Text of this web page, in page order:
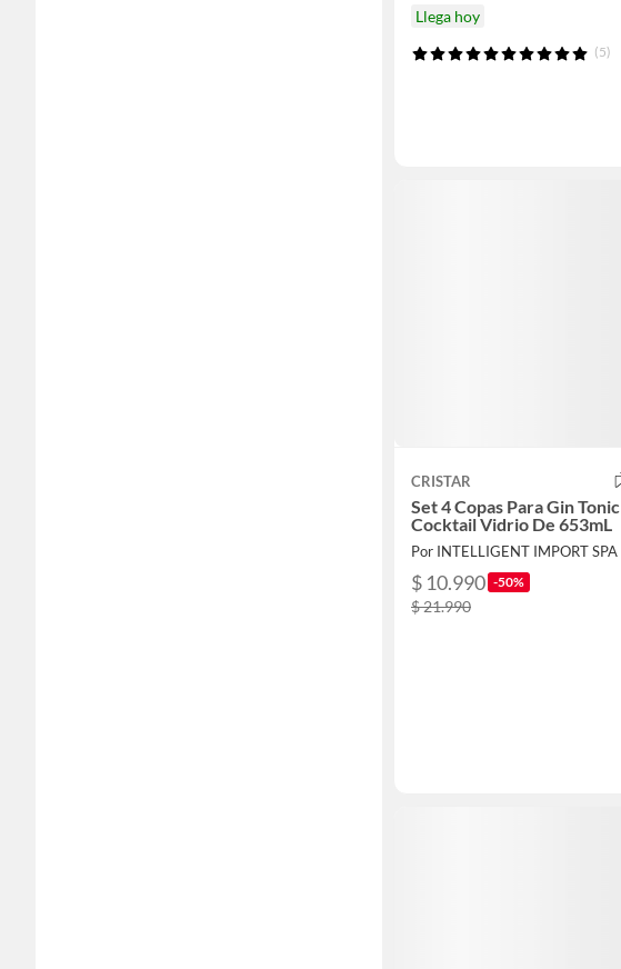
Llega hoy
(5)
CRISTAR
Set 4 Copas Para Gin Tonic
Cocktail Vidrio De 653mL
Por INTELLIGENT IMPORT SPA
$ 10.990 -50%
$ 21.990